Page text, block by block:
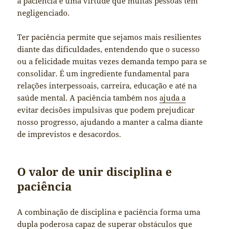
negligenciado.
Ter paciência permite que sejamos mais resilientes
diante das dificuldades, entendendo que o sucesso
ou a felicidade muitas vezes demanda tempo para se
consolidar. É um ingrediente fundamental para
relações interpessoais, carreira, educação e até na
saúde mental. A paciência também nosajuda a
evitar decisões impulsivas que podem prejudicar
nosso progresso, ajudando a manter a calma diante
de imprevistos e desacordos.
O valor de unir disciplina e
paciência
A combinação de disciplina e paciência forma uma
dupla poderosa capaz de superar obstáculos que